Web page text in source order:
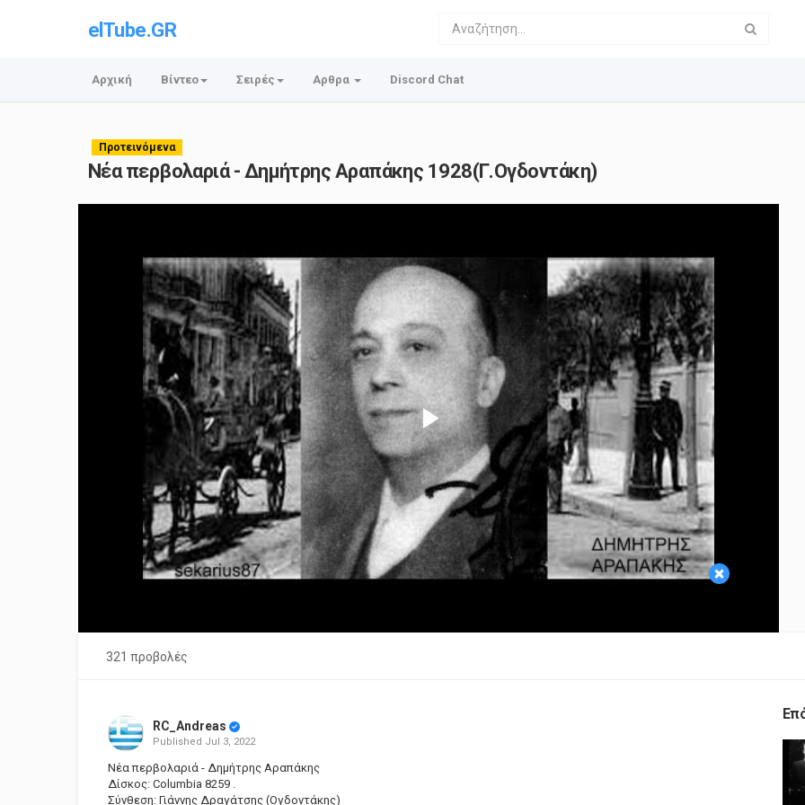
elTube.GR
Αρχική Βίντεο Σειρές Αρθρα Discord Chat
Προτεινόμενα
Νέα περβολαριά - Δημήτρης Αραπάκης 1928(Γ.Ογδοντάκη)
×
Play
Video
321 προβολές
RC_Andreas
Published Jul 3, 2022
Νέα περβολαριά - Δημήτρης Αραπάκης
Δίσκος: Columbia 8259 .
Σύνθεση: Γιάννης Δραγάτσης (Ογδοντάκης)